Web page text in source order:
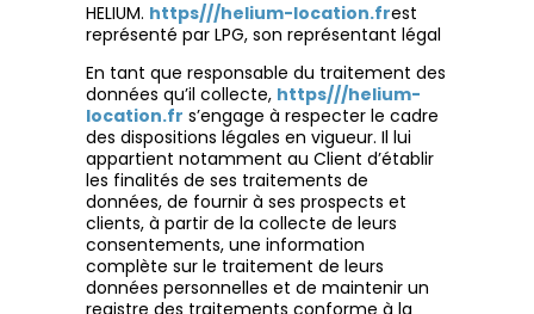
HELIUM. https///helium-location.frest
représenté par LPG, son représentant légal
En tant que responsable du traitement des
données qu’il collecte, https///helium-
location.fr s’engage à respecter le cadre
des dispositions légales en vigueur. Il lui
appartient notamment au Client d’établir
les finalités de ses traitements de
données, de fournir à ses prospects et
clients, à partir de la collecte de leurs
consentements, une information
complète sur le traitement de leurs
données personnelles et de maintenir un